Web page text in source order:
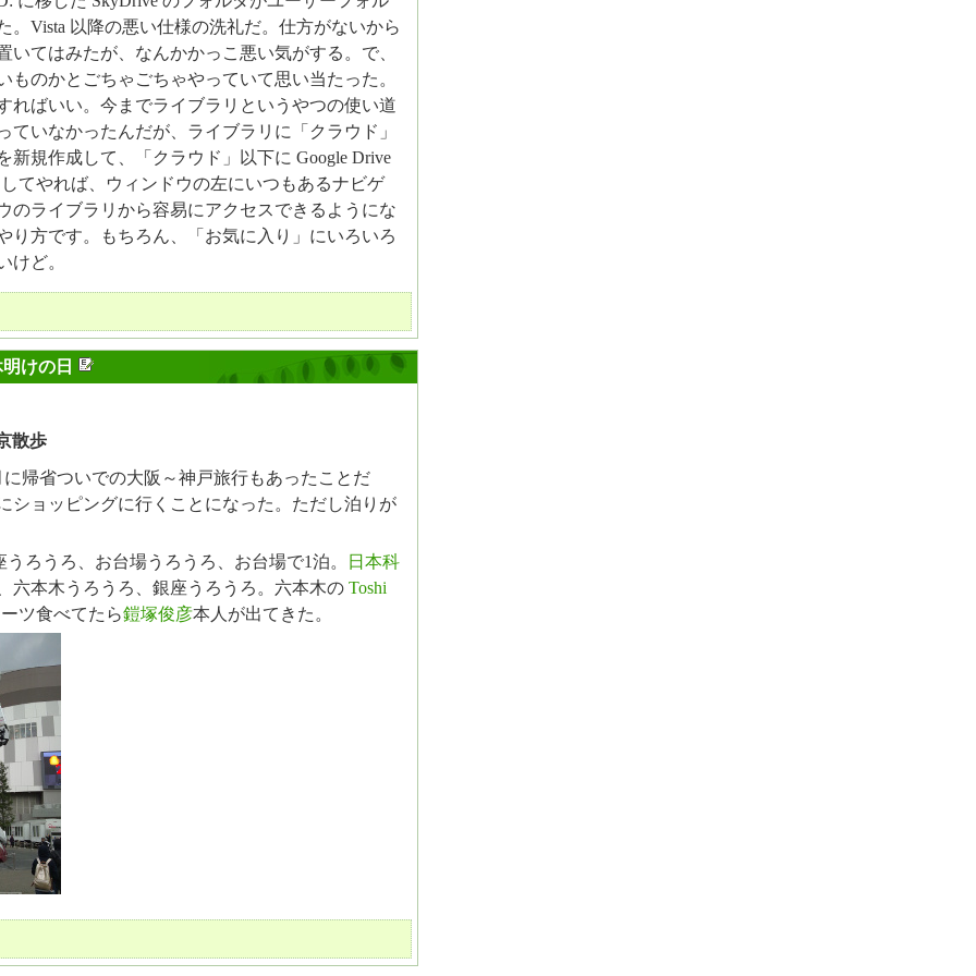
。Vista 以降の悪い仕様の洗礼だ。仕方がないから
いてはみたが、なんかかっこ悪い気がする。で、
ものかとごちゃごちゃやっていて思い当たった。
ればいい。今までライブラリというやつの使い道
ていなかったんだが、ライブラリに「クラウド」
新規作成して、「クラウド」以下に Google Drive
てやれば、ウィンドウの左にいつもあるナビゲ
のライブラリから容易にアクセスできるようにな
り方です。もちろん、「お気に入り」にいろいろ
けど。
けの日
散歩
帰省ついでの大阪～神戸旅行もあったことだ
ショッピングに行くことになった。ただし泊りが
ろうろ、お台場うろうろ、お台場で1泊。
日本科
六本木うろうろ、銀座うろうろ。六本木の Toshi
ツ食べてたら鎧塚俊彦本人が出てきた。